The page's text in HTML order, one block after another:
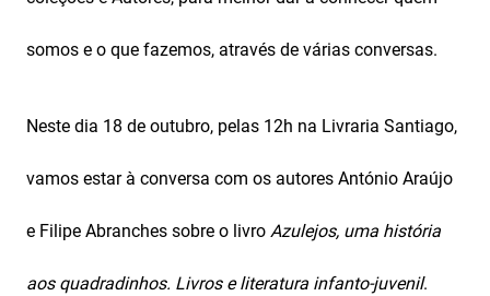
somos e o que fazemos, através de várias conversas.
Neste dia 18 de outubro, pelas 12h na Livraria Santiago,
vamos estar à conversa com os autores António Araújo
e Filipe Abranches sobre o livro Azulejos, uma história
aos quadradinhos. Livros e literatura infanto-juvenil.